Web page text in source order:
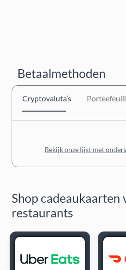
Betaalmethoden
Cryptovaluta’s
Bekijk onze lijst met
Shop cadeaukaarten
restaurants